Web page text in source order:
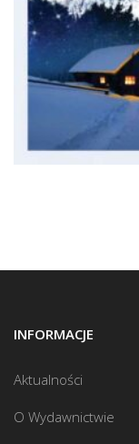
INFORMACJE
Aktualności
O Wydawnictwie